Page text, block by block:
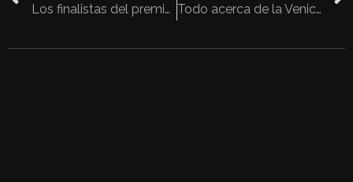
Los finalistas del premio 2023 Neave Brown de RIBA
Todo acerca de la Venice Architecture Biennale de 2023